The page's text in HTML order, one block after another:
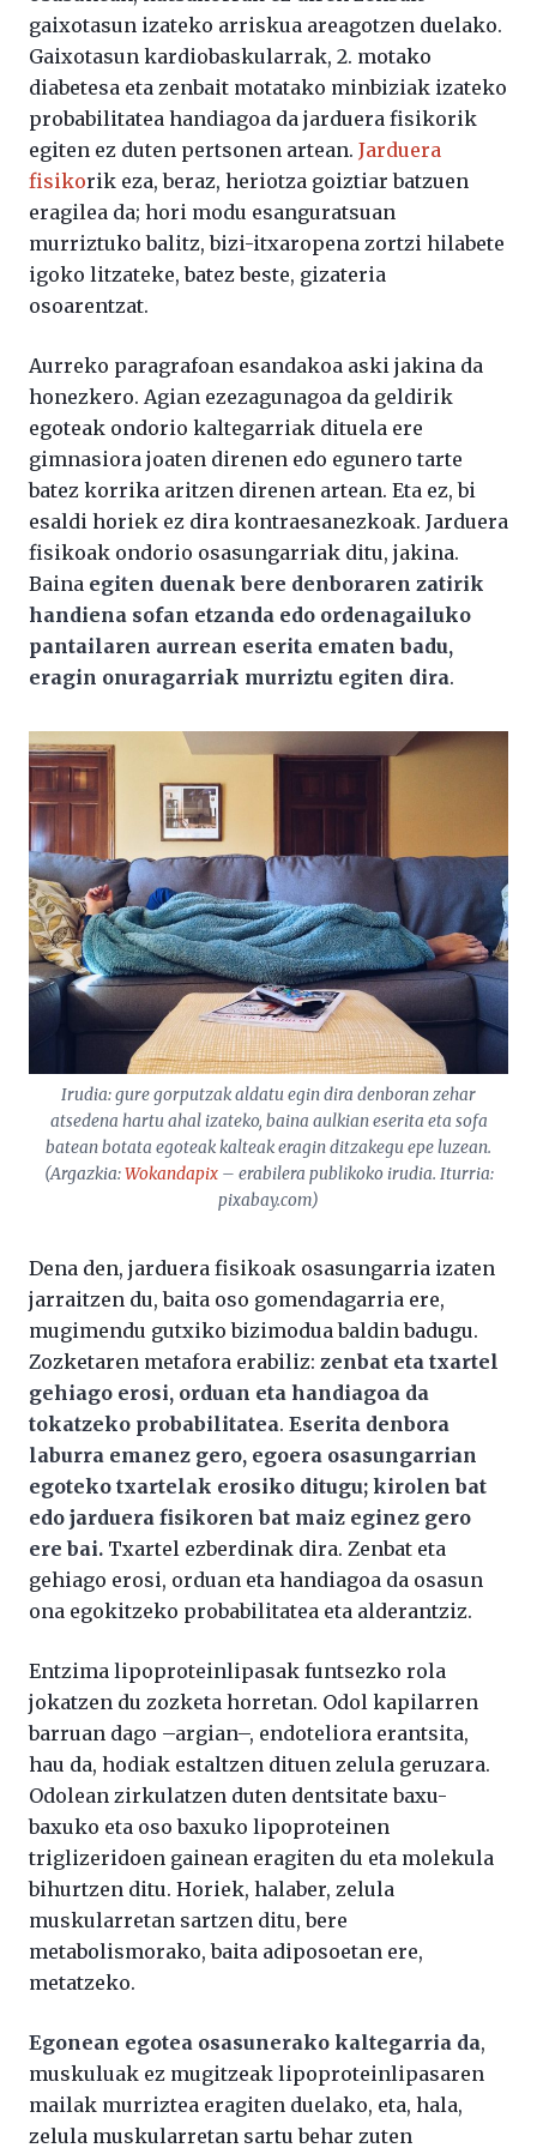
gaixotasun izateko arriskua areagotzen duelako.
Gaixotasun kardiobaskularrak, 2. motako
diabetesa eta zenbait motatako minbiziak izateko
probabilitatea handiagoa da jarduera fisikorik
egiten ez duten pertsonen artean. Jarduera
fisikorik eza, beraz, heriotza goiztiar batzuen
eragilea da; hori modu esanguratsuan
murriztuko balitz, bizi-itxaropena zortzi hilabete
igoko litzateke, batez beste, gizateria
osoarentzat.
Aurreko paragrafoan esandakoa aski jakina da
honezkero. Agian ezezagunagoa da geldirik
egoteak ondorio kaltegarriak dituela ere
gimnasiora joaten direnen edo egunero tarte
batez korrika aritzen direnen artean. Eta ez, bi
esaldi horiek ez dira kontraesanezkoak. Jarduera
fisikoak ondorio osasungarriak ditu, jakina.
Baina egiten duenak bere denboraren zatirik
handiena sofan etzanda edo ordenagailuko
pantailaren aurrean eserita ematen badu,
eragin onuragarriak murriztu egiten dira.
Irudia: gure gorputzak aldatu egin dira denboran zehar
atsedena hartu ahal izateko, baina aulkian eserita eta sofa
batean botata egoteak kalteak eragin ditzakegu epe luzean.
(Argazkia:Wokandapix– erabilera publikoko irudia. Iturria:
pixabay.com)
Dena den, jarduera fisikoak osasungarria izaten
jarraitzen du, baita oso gomendagarria ere,
mugimendu gutxiko bizimodua baldin badugu.
Zozketaren metafora erabiliz: zenbat eta txartel
gehiago erosi, orduan eta handiagoa da
tokatzeko probabilitatea. Eserita denbora
laburra emanez gero, egoera osasungarrian
egoteko txartelak erosiko ditugu; kirolen bat
edo jarduera fisikoren bat maiz eginez gero
ere bai. Txartel ezberdinak dira. Zenbat eta
gehiago erosi, orduan eta handiagoa da osasun
ona egokitzeko probabilitatea eta alderantziz.
Entzima lipoproteinlipasak funtsezko rola
jokatzen du zozketa horretan. Odol kapilarren
barruan dago –argian–, endoteliora erantsita,
hau da, hodiak estaltzen dituen zelula geruzara.
Odolean zirkulatzen duten dentsitate baxu-
baxuko eta oso baxuko lipoproteinen
triglizeridoen gainean eragiten du eta molekula
bihurtzen ditu. Horiek, halaber, zelula
muskularretan sartzen ditu, bere
metabolismorako, baita adiposoetan ere,
metatzeko.
Egonean egotea osasunerako kaltegarria da,
muskuluak ez mugitzeak lipoproteinlipasaren
mailak murriztea eragiten duelako, eta, hala,
zelula muskularretan sartu behar zuten